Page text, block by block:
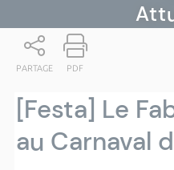
PARTAGE PDF
[Festa] Le
au Carnaval